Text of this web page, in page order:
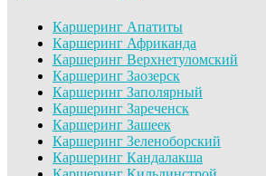
Каршеринг Апатиты
Каршеринг Африканда
Каршеринг Верхнетуломский
Каршеринг Заозерск
Каршеринг Заполярный
Каршеринг Зареченск
Каршеринг Зашеек
Каршеринг Зеленоборский
Каршеринг Кандалакша